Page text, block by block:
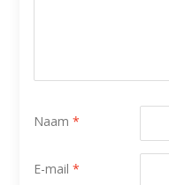
Naam *
E-mail *